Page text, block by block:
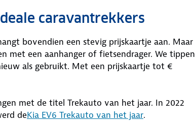
caravantrekkers
bovendien een stevig prijskaartje aan. Maar
met een aanhanger of fietsendrager. We tippen
als gebruikt. Met een prijskaartje tot €
met de titel Trekauto van het jaar. In 2022
deKia EV6 Trekauto van het jaar.